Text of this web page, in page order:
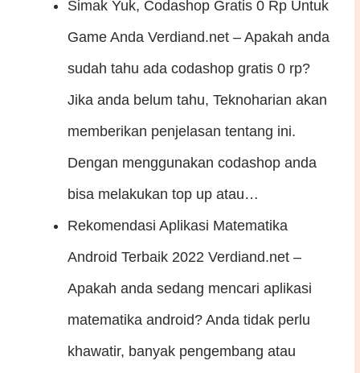
Simak Yuk, Codashop Gratis 0 Rp Untuk
Game Anda Verdiand.net – Apakah anda
sudah tahu ada codashop gratis 0 rp?
Jika anda belum tahu, Teknoharian akan
memberikan penjelasan tentang ini.
Dengan menggunakan codashop anda
bisa melakukan top up atau…
Rekomendasi Aplikasi Matematika
Android Terbaik 2022 Verdiand.net –
Apakah anda sedang mencari aplikasi
matematika android? Anda tidak perlu
khawatir, banyak pengembang atau